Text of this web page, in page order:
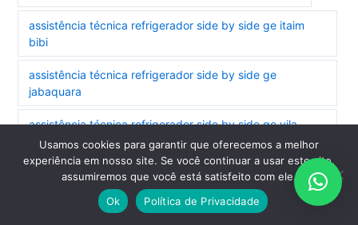
assistência técnica refrigerador side by side ge itaim
bibi
assistência técnica refrigerador side by side ge
jabaquara
assistência técnica refrigerador side by side ge vila
nova mazzei
assistência técnica secadora ge jabaquara
assistência técnica secadora ge vila nova mazzei
Usamos cookies para garantir que oferecemos a melhor
experiência em nosso site. Se você continuar a usar este site,
assumiremos que você está satisfeito com ele.
Ok
Política de Privacidade